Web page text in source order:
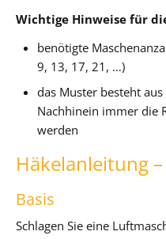
Wichtige Hinweise für
benötigte
9, 13, 17, 21, …)
das Muster besteht
Nachhinein immer die
werden
Häkelanleitung
Basis
Schlagen Sie eine